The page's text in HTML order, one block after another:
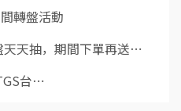
轉盤活動
天抽，期間下單再送⋯
台⋯